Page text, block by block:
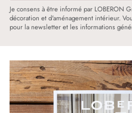
Je consens à être informé par LOBERON
décoration et d'aménagement intérieur.
pour la newsletter et les informations